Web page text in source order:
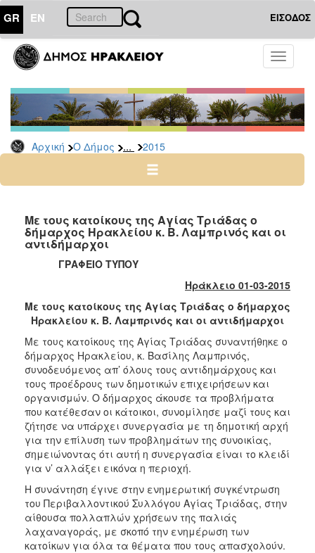
GR EN ΕΙΣΟΔΟΣ
Toggle
Αρχική Ο Δήμος ... 2015
ΔΗΜΟΣ
Δελτία
Τύπου
Αρχείο
2026
2024
2022
2021
2018
2017
2016
2015
2013
2012
2011
2010
2006
Με τους κατοίκους της Αγίας Τριάδας ο
δήμαρχος Ηρακλείου κ. Β. Λαμπρινός και οι
αντιδήμαρχοι
ΓΡΑΦΕΙΟ ΤΥΠΟΥ
Ηράκλειο 01-03-2015
Με τους κατοίκους της Αγίας Τριάδας ο δήμαρχος
Ηρακλείου κ. Β. Λαμπρινός και οι αντιδήμαρχοι
Με τους κατοίκους της Αγίας Τριάδας συναντήθηκε ο
δήμαρχος Ηρακλείου, κ. Βασίλης Λαμπρινός,
συνοδευόμενος απ’ όλους τους αντιδημάρχους και
τους προέδρους των δημοτικών επιχειρήσεων και
οργανισμών. Ο δήμαρχος άκουσε τα προβλήματα
που κατέθεσαν οι κάτοικοι, συνομίλησε μαζί τους και
ζήτησε να υπάρχει συνεργασία με τη δημοτική αρχή
για την επίλυση των προβλημάτων της συνοικίας,
σημειώνοντας ότι αυτή η συνεργασία είναι το κλειδί
για ν’ αλλάξει εικόνα η περιοχή.
Η συνάντηση έγινε στην ενημερωτική συγκέντρωση
του Περιβαλλοντικού Συλλόγου Αγίας Τριάδας, στην
αίθουσα πολλαπλών χρήσεων της παλιάς
λαχαναγοράς, με σκοπό την ενημέρωση των
κατοίκων για όλα τα θέματα που τους απασχολούν.